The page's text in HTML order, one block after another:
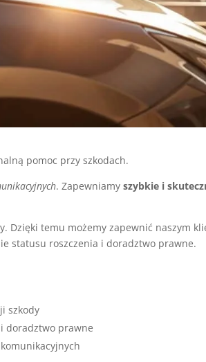
pomoc przy szkodach.
. Zapewniamyszybkie i
Dzięki temu możemy zapewnić naszym
statusu roszczenia i doradztwo prawne.
szkody
doradztwo prawne